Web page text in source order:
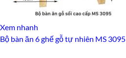
Xem nhanh
Bộ bàn ăn 6 ghế gỗ tự nhiên MS 3095